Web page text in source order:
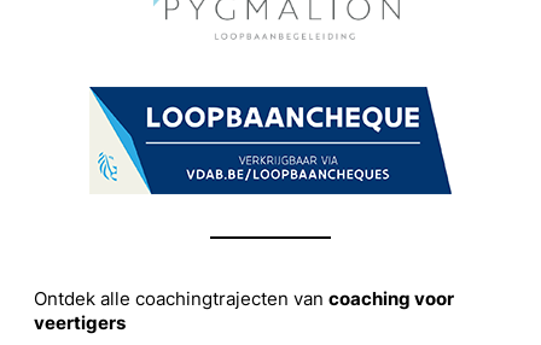
Ontdek alle coachingtrajecten van coaching voor
veertigers